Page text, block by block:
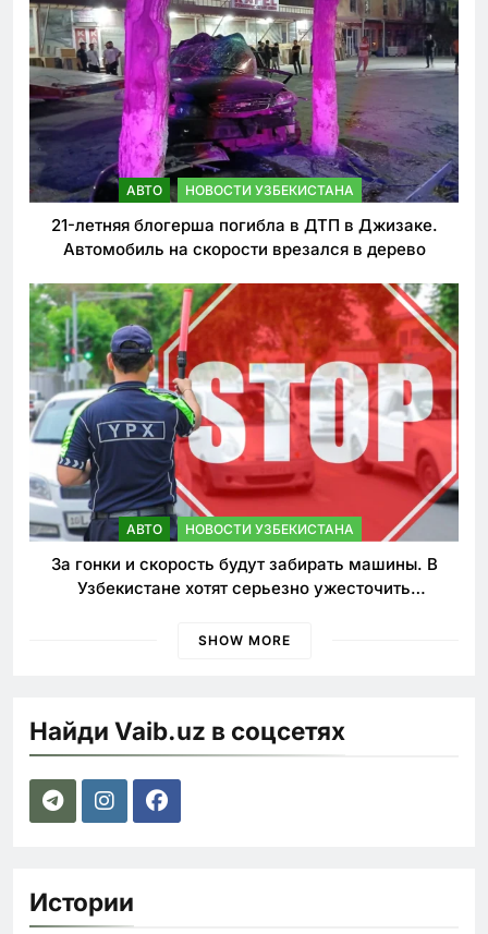
АВТО НОВОСТИ УЗБЕКИСТАНА
21-летняя блогерша погибла в ДТП в Джизаке.
Автомобиль на скорости врезался в дерево
АВТО НОВОСТИ УЗБЕКИСТАНА
За гонки и скорость будут забирать машины. В
Узбекистане хотят серьезно ужесточить
SHOW MORE
Найди Vaib.uz в соцсетях
Истории